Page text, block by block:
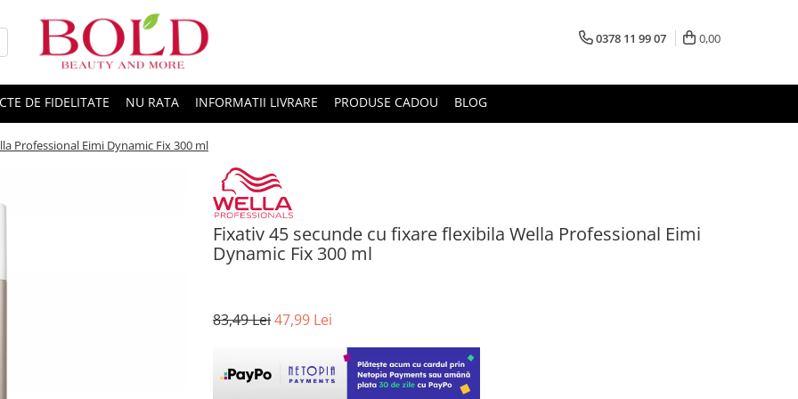
0378 11 99 07 0,00
DE FIDELITATE NU RATA INFORMATII LIVRARE PRODUSE CADOU BLOG
Professional Eimi Dynamic Fix 300 ml
Fixativ 45 secunde cu fixare flexibila Wella Professional Eimi
Dynamic Fix 300 ml
83,49 Lei47,99 Lei